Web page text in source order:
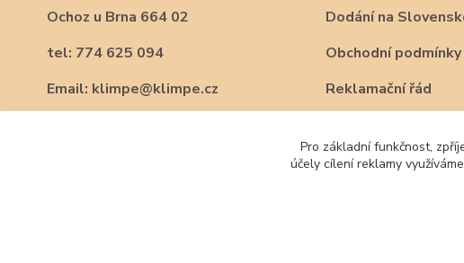
Ochoz u Brna 664 02
tel: 774 625 094
Email: klimpe@klimpe.cz
Dodání na
Obchodní podmínky
Reklamační řád
Pro základní funkčnost,
účely cílení reklamy